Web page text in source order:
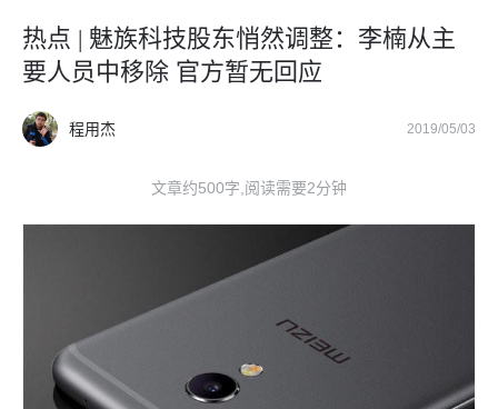
热点 | 魅族科技股东悄然调整：李楠从主
要人员中移除 官方暂无回应
程用杰 2019/05/03
文章约500字,阅读需要2分钟